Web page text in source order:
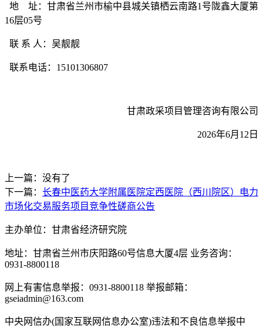
地 址： 甘肃省兰州市榆中县城关镇栖云南路1号陇鑫大厦第
16层05号
联 系 人： 吴靓靓
联系电话： 15101306807
甘肃政采项目管理咨询有限公司
2026年6月 12 日
上一篇：没有了
下一篇： 长春中医药大学附属医院定西医院（西川院区）电力
市场化交易服务项目竞争性磋商公告
主办单位：甘肃省经济研究院
地址：甘肃省兰州市庆阳路60号信息大厦4层 业务咨询：
0931-8800118
网上有害信息举报：0931-8800118 举报邮箱：
gseiadmin@163.com
中央网信办(国家互联网信息办公室)违法和不良信息举报中